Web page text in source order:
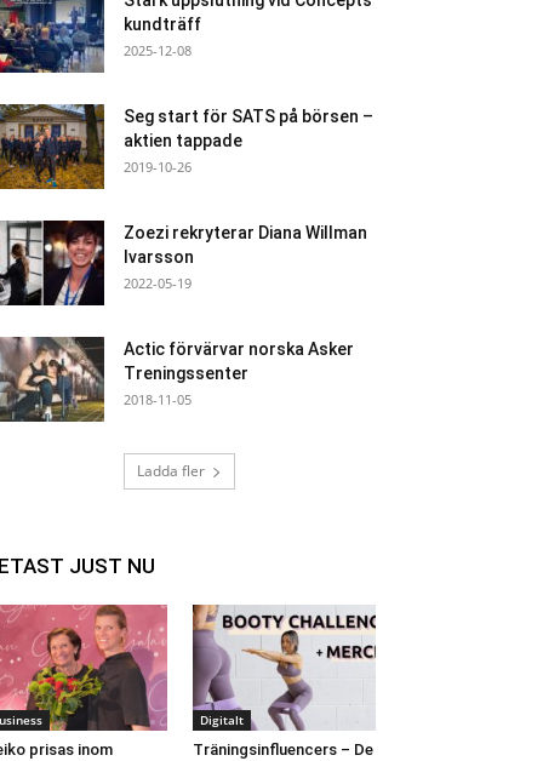
kundträff
2025-12-08
Seg start för SATS på börsen –
aktien tappade
2019-10-26
Zoezi rekryterar Diana Willman
Ivarsson
2022-05-19
Actic förvärvar norska Asker
Treningssenter
2018-11-05
Ladda fler
JUST NU
prisas inom
Digitalt
Träningsinfluencers – De